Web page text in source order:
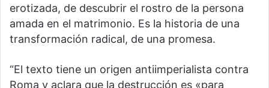
erotizada, de descubrir el rostro de la persona
amada en el matrimonio. Es la historia de una
transformación radical, de una promesa.
“El texto tiene un origen antiimperialista contra
Roma y aclara que la destrucción es «para